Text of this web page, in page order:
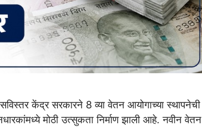
केंद्र सरकारने 8 व्या वेतन आयोगाच्या स्थापनेची
मोठी उत्सुकता निर्माण झाली आहे. नवीन वेतन